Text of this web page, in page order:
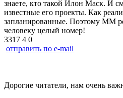
знаете, кто такой Илон Маск. И
известные его проекты. Как
запланированные. Поэтому ММ
человеку целый номер!
3317 4 0
отправить по e-mail
Дорогие читатели, нам очень